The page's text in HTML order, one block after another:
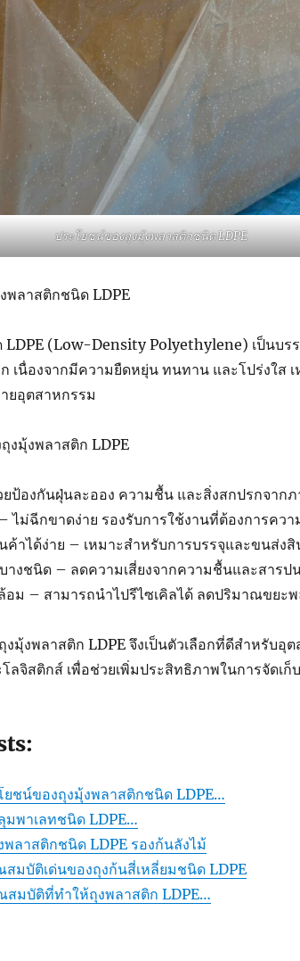
ประโยชน์ของถุงมุ้งพลาสติกชนิด LDPE
พลาสติกชนิด LDPE
LDPE (Low-Density Polyethylene) เป็นบ
เนื่องจากมีความยืดหยุ่น ทนทาน และโปร่งใส
ยอุตสาหกรรม
งมุ้งพลาสติก LDPE
ป้องกันฝุ่นละออง ความชื้น และสิ่งสกปรกจาก
ไม่ฉีกขาดง่าย รองรับการใช้งานที่ต้องการคว
ค้าได้ง่าย – เหมาะสำหรับการบรรจุและขนส่ง
างชนิด – ลดความเสี่ยงจากความชื้นและสารป
อม – สามารถนำไปรีไซเคิลได้ ลดปริมาณขยะ
มุ้งพลาสติก LDPE จึงเป็นตัวเลือกที่ดีสำหรับอุ
ลจิสติกส์ เพื่อช่วยเพิ่มประสิทธิภาพในการจัดเ
ยชน์ของถุงมุ้งพลาสติกชนิด LDPE…
มพาเลทชนิด LDPE…
พลาสติกชนิด LDPE รองก้นลังไม้
มบัติเด่นของถุงก้นสี่เหลี่ยมชนิด LDPE
สมบัติที่ทำให้ถุงพลาสติก LDPE…